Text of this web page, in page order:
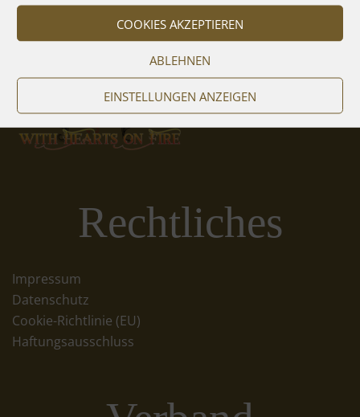
COOKIES AKZEPTIEREN
ABLEHNEN
EINSTELLUNGEN ANZEIGEN
Rechtliches
Impressum
Datenschutz
Cookie-Richtlinie (EU)
Haftungsausschluss